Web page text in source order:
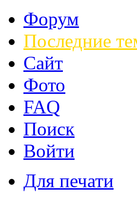
Форум
Последние
Сайт
Фото
FAQ
Поиск
Войти
Для печати